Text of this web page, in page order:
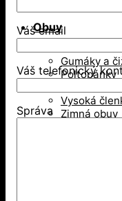
Obuv
Gumáky a
Poltopánky
Vysoká
Zimná obuv
Váš email
Váš telefonický
Správa